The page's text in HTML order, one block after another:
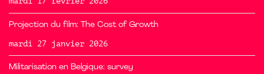
Projection du film: The Cost of Growth
mardi 27 janvier 2026
Militarisation en Belgique: survey